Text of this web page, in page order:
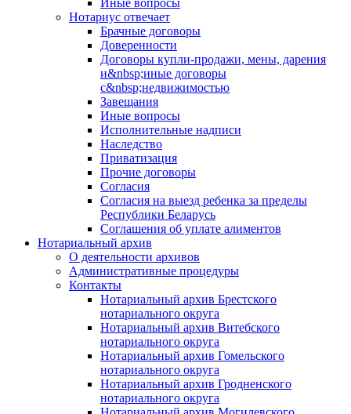
Иные вопросы
Нотариус отвечает
Брачные договоры
Доверенности
Договоры купли-продажи, мены, дарения
и&nbsp;иные договоры
с&nbsp;недвижимостью
Завещания
Иные вопросы
Исполнительные надписи
Наследство
Приватизация
Прочие договоры
Согласия
Согласия на выезд ребенка за пределы
Республики Беларусь
Соглашения об уплате алиментов
Нотариальный архив
О деятельности архивов
Административные процедуры
Контакты
Нотариальный архив Брестского
нотариального округа
Нотариальный архив Витебского
нотариального округа
Нотариальный архив Гомельского
нотариального округа
Нотариальный архив Гродненского
нотариального округа